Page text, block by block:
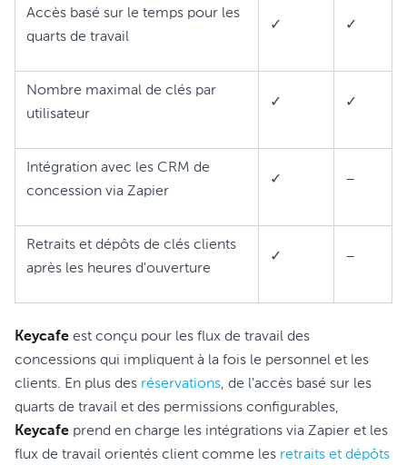
Accès basé sur le temps pour les
quarts de travail
✓ ✓
Nombre maximal de clés par
utilisateur
✓ ✓
Intégration avec les CRM de
concession via Zapier
✓ –
Retraits et dépôts de clés clients
après les heures d'ouverture
✓ –
Keycafe est conçu pour les flux de travail des
concessions qui impliquent à la fois le personnel et les
clients. En plus des réservations, de l'accès basé sur les
quarts de travail et des permissions configurables,
Keycafe prend en charge les intégrations via Zapier et les
flux de travail orientés client comme les retraits et dépôts